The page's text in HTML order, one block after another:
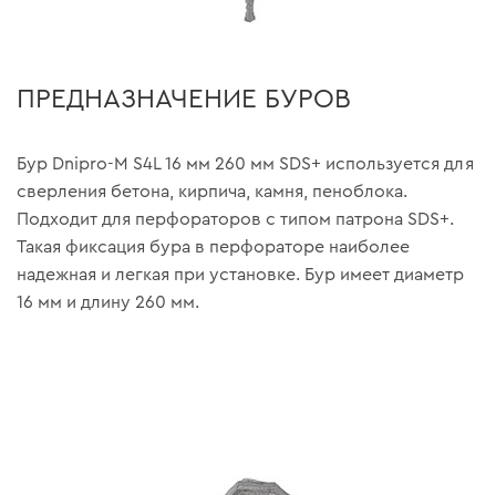
ПРЕДНАЗНАЧЕНИЕ БУРОВ
Бур Dnipro-M S4L 16 мм 260 мм SDS+ используется для
сверления бетона, кирпича, камня, пеноблока.
Подходит для перфораторов с типом патрона SDS+.
Такая фиксация бура в перфораторе наиболее
надежная и легкая при установке. Бур имеет диаметр
16 мм и длину 260 мм.